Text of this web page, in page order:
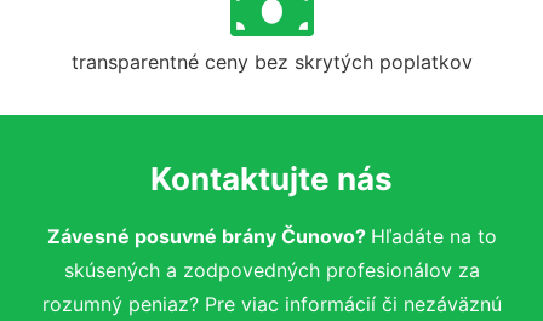
transparentné ceny bez skrytých poplatkov
Kontaktujte nás
Závesné posuvné brány Čunovo? Hľadáte na to
skúsených a zodpovedných profesionálov za
rozumný peniaz? Pre viac informácií či nezáväznú